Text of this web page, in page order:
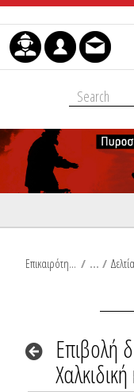
Skip to Content
Επικαιρότητα /
Επιβολή